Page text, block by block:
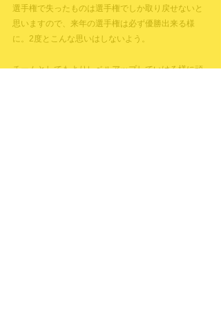
選手権で失ったものは選手権でしか取り戻せないと
思いますので、来年の選手権は必ず優勝出来る様
に。2度とこんな思いはしないよう。
チームとしてもよりレベルアップしていける様に頑